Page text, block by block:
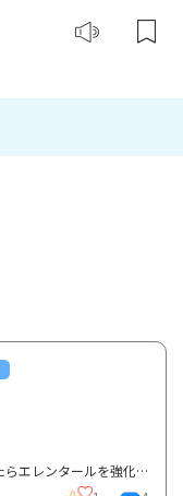
クローン病に罹患して17年。これまで再燃したらエレンタールを強化、もしくは自然療法などを試しながら...